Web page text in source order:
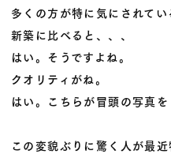
多くの方が特に気にされてい
新築に比べると、、、
はい。そうですよね。
クオリティがね。
はい。こちらが冒頭の写真
この変貌ぶりに驚く人が最